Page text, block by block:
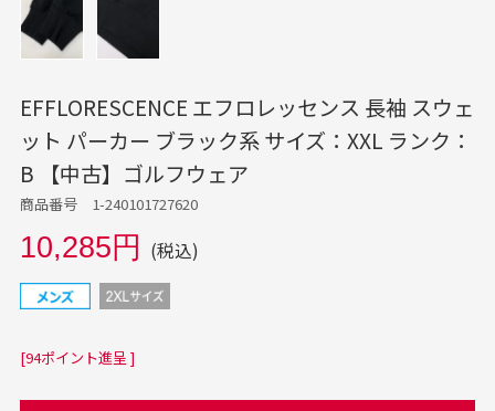
EFFLORESCENCE エフロレッセンス 長袖 スウェ
ット パーカー ブラック系 サイズ：XXL ランク：
B 【中古】ゴルフウェア
商品番号 1-240101727620
10,285円 (税込)
[94ポイント進呈 ]